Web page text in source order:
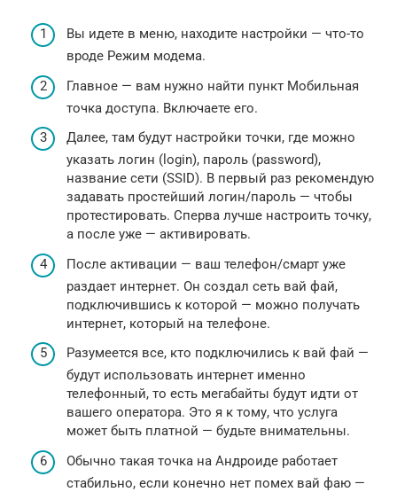
Вы идете в меню, находите настройки — что-то
вроде Режим модема.
Главное — вам нужно найти пункт Мобильная
точка доступа. Включаете его.
Далее, там будут настройки точки, где можно
указать логин (login), пароль (password),
название сети (SSID). В первый раз рекомендую
задавать простейший логин/пароль — чтобы
протестировать. Сперва лучше настроить точку,
а после уже — активировать.
После активации — ваш телефон/смарт уже
раздает интернет. Он создал сеть вай фай,
подключившись к которой — можно получать
интернет, который на телефоне.
Разумеется все, кто подключились к вай фай —
будут использовать интернет именно
телефонный, то есть мегабайты будут идти от
вашего оператора. Это я к тому, что услуга
может быть платной — будьте внимательны.
Обычно такая точка на Андроиде работает
стабильно, если конечно нет помех вай фаю —